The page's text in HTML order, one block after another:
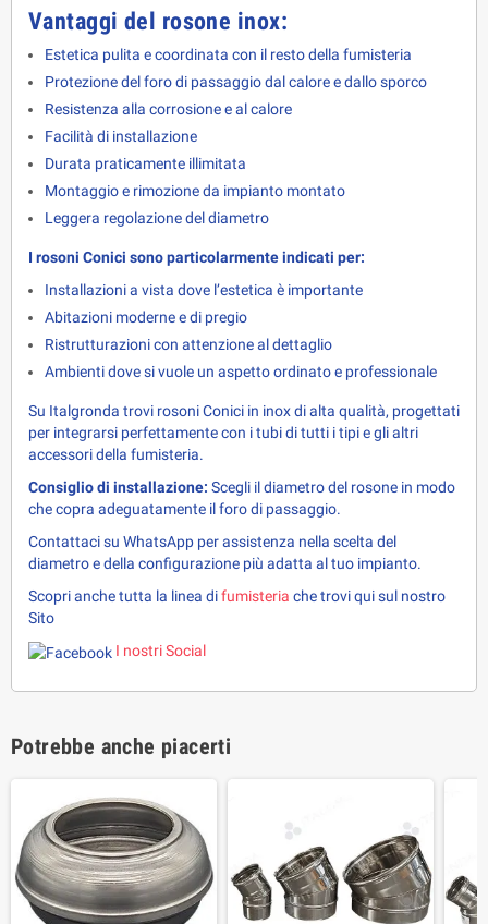
Vantaggi del rosone inox:
Estetica pulita e coordinata con il resto della fumisteria
Protezione del foro di passaggio dal calore e dallo sporco
Resistenza alla corrosione e al calore
Facilità di installazione
Durata praticamente illimitata
Montaggio e rimozione da impianto montato
Leggera regolazione del diametro
I rosoni Conici sono particolarmente indicati per:
Installazioni a vista dove l’estetica è importante
Abitazioni moderne e di pregio
Ristrutturazioni con attenzione al dettaglio
Ambienti dove si vuole un aspetto ordinato e professionale
Su Italgronda trovi rosoni Conici in inox di alta qualità, progettati
per integrarsi perfettamente con i tubi di tutti i tipi e gli altri
accessori della fumisteria.
Consiglio di installazione: Scegli il diametro del rosone in modo
che copra adeguatamente il foro di passaggio.
Contattaci su WhatsApp per assistenza nella scelta del
diametro e della configurazione più adatta al tuo impianto.
Scopri anche tutta la linea di fumisteria che trovi qui sul nostro
Sito
I nostri Social
Potrebbe anche piacerti